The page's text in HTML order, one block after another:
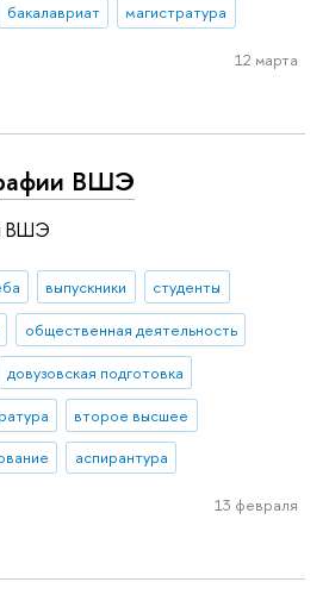
бакалавриат магистратура
12 марта
ВШЭ
ВШЭ
выпускники
студенты
общественная деятельность
довузовская подготовка
второе высшее
аспирантура
13 февраля